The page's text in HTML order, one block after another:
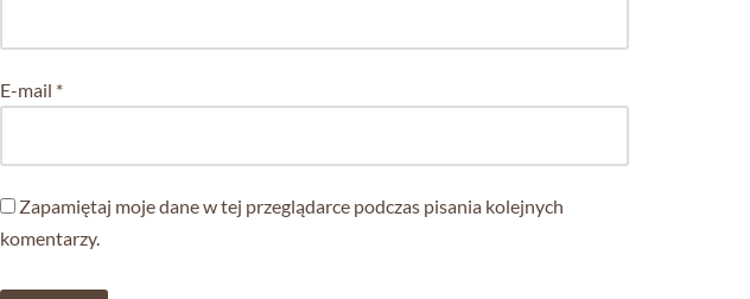
E-mail *
Zapamiętaj moje dane w tej przeglądarce podczas pisania kolejnych
komentarzy.